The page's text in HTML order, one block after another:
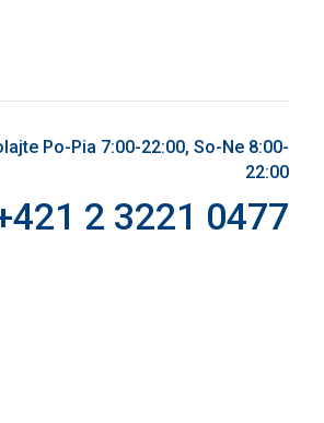
Po-Pia 7:00-22:00, So-Ne 8:00-
22:00
2 3221 0477